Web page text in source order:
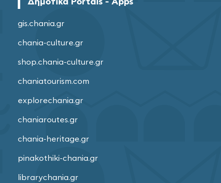
Δημοτικά Portals - Apps
gis.chania.gr
chania-culture.gr
shop.chania-culture.gr
chaniatourism.com
explorechania.gr
chaniaroutes.gr
chania-heritage.gr
pinakothiki-chania.gr
librarychania.gr